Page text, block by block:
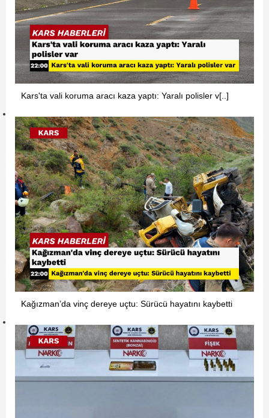
Kars'ta vali koruma aracı kaza yaptı: Yaralı polisler v[..]
Kağızman’da vinç dereye uçtu: Sürücü hayatını kaybetti